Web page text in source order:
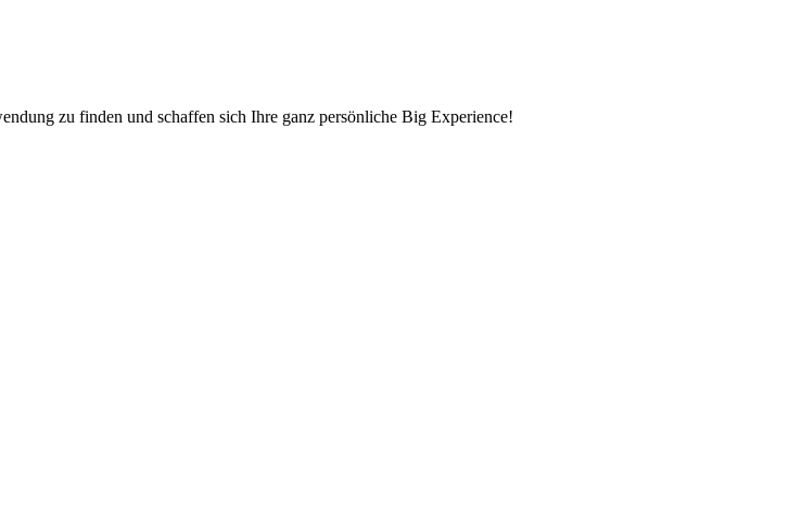
zu finden und schaffen sich Ihre ganz persönliche Big Experience!